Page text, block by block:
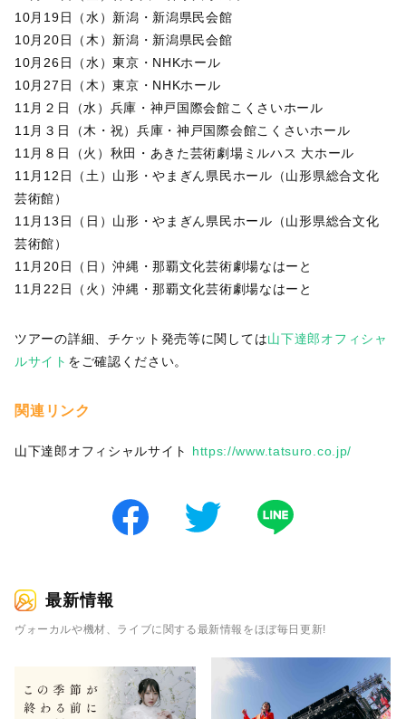
10月19日（水）新潟・新潟県民会館
10月20日（木）新潟・新潟県民会館
10月26日（水）東京・NHKホール
10月27日（木）東京・NHKホール
11月２日（水）兵庫・神戸国際会館こくさいホール
11月３日（木・祝）兵庫・神戸国際会館こくさいホール
11月８日（火）秋田・あきた芸術劇場ミルハス 大ホール
11月12日（土）山形・やまぎん県民ホール（山形県総合文化
芸術館）
11月13日（日）山形・やまぎん県民ホール（山形県総合文化
芸術館）
11月20日（日）沖縄・那覇文化芸術劇場なはーと
11月22日（火）沖縄・那覇文化芸術劇場なはーと
ツアーの詳細、チケット発売等に関しては山下達郎オフィシャ
ルサイト をご確認ください。
関連リンク
山下達郎オフィシャルサイト https://www.tatsuro.co.jp/
最新情報
ヴォーカルや機材、ライブに関する最新情報をほぼ毎日更新!